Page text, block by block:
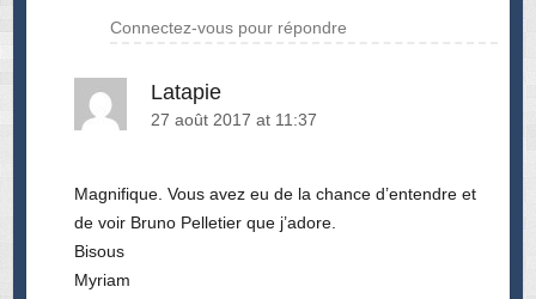
Connectez-vous pour répondre
Latapie
27 août 2017 at 11:37
Magnifique. Vous avez eu de la chance d’entendre et
de voir Bruno Pelletier que j’adore.
Bisous
Myriam